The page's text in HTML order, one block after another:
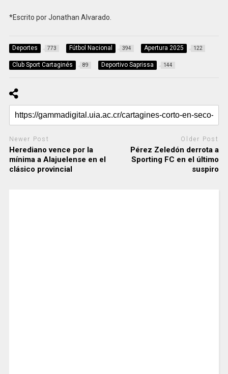
*Escrito por Jonathan Alvarado.
Deportes 773 Fútbol Nacional 394 Apertura 2025 122
Club Sport Cartaginés 89 Deportivo Saprissa 144
Newer Post
Herediano vence por la
mínima a Alajuelense en el
clásico provincial
Older Post
Pérez Zeledón derrota a
Sporting FC en el último
suspiro